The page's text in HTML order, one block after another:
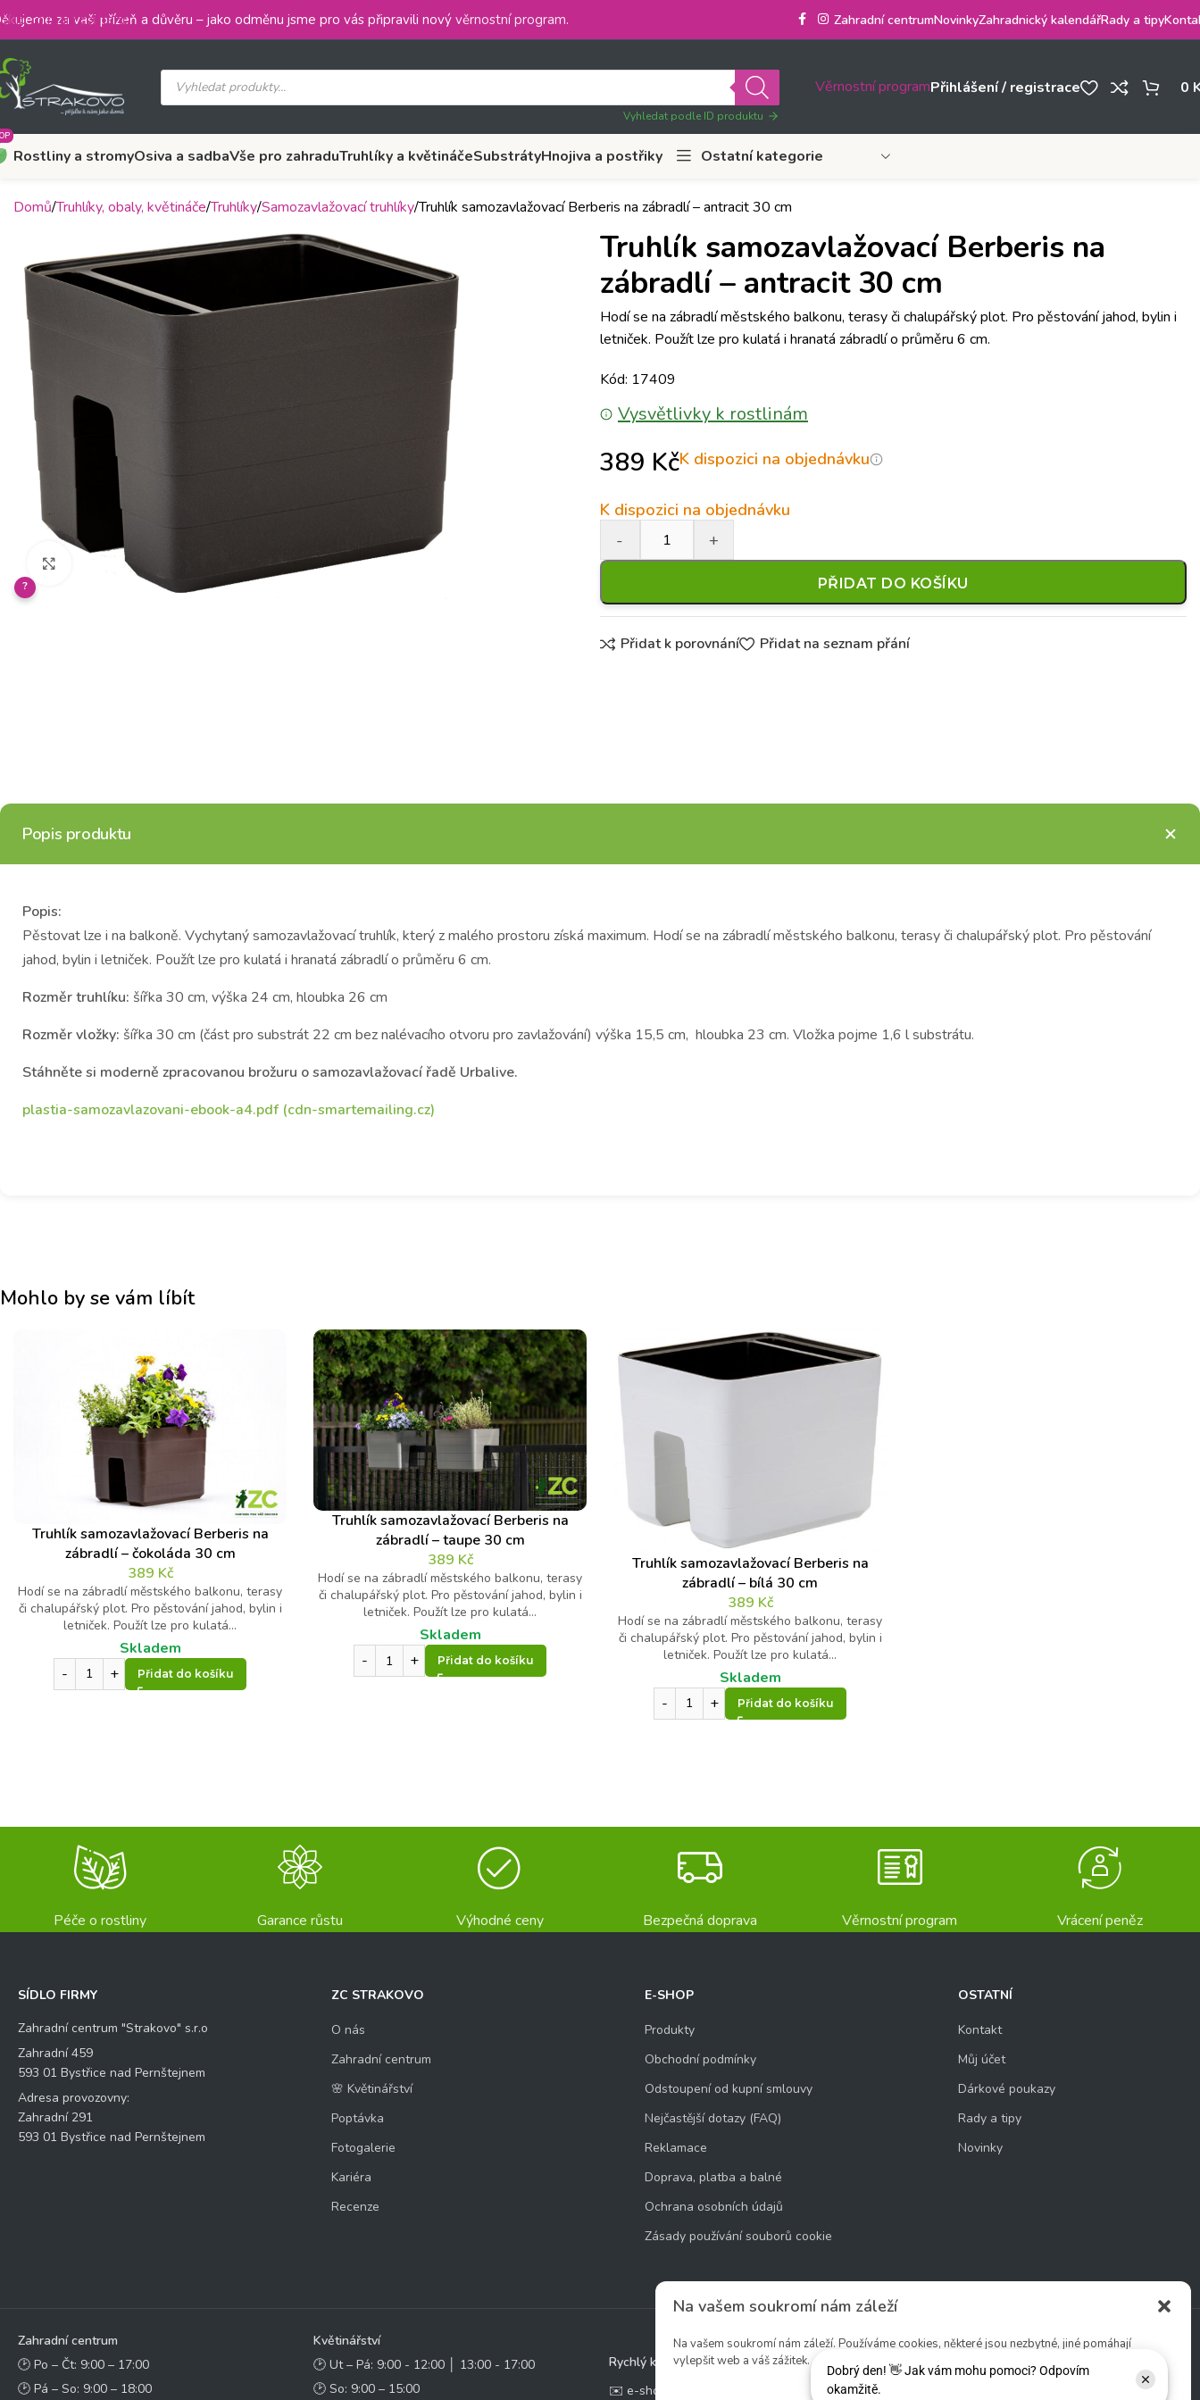
Na vašem soukromí nám záleží
Na vašem soukromí nám záleží. Používáme cookies, některé jsou nezbytné, jiné pomáhají
vylepšit web a váš zážitek.
Skip to main content
za vaši přízeň a důvěru – jako odměnu jsme pro vás připravili nový věrnostní program. Zahradní centrumNovinkyZahradnický kalendářRady a tipy
Vyhledat podle ID produktu
Věrnostní programPřihlášení / registrace 0
Rostliny a stromyOsiva a sadbaVše pro zahraduTruhlíky a květináčeSubstrátyHnojiva a postřiky Ostatní kategorie
Domů Truhlíky, obaly, květináče Truhlíky Samozavlažovací truhlíky Truhlík samozavlažovací Berberis na zábradlí – antracit 30 cm
Klikněte pro zvětšení
?
Truhlík samozavlažovací Berberis na
zábradlí – antracit 30 cm
Hodí se na zábradlí městského balkonu, terasy či chalupářský plot. Pro pěstování jahod, bylin i
letniček. Použít lze pro kulatá i hranatá zábradlí o průměru 6 cm.
Kód: 17409
Vysvětlivky k rostlinám
389 KčK dispozici na objednávku
K dispozici na objednávku
PŘIDAT DO KOŠÍKU
Přidat k porovnání Přidat na seznam přání
Popis produktu
Popis:
Pěstovat lze i na balkoně. Vychytaný samozavlažovací truhlík, který z malého prostoru získá maximum. Hodí se na zábradlí městského balkonu, terasy či chalupářský plot. Pro pěstování
jahod, bylin i letniček. Použít lze pro kulatá i hranatá zábradlí o průměru 6 cm.
Rozměr truhlíku: šířka 30 cm, výška 24 cm, hloubka 26 cm
Rozměr vložky: šířka 30 cm (část pro substrát 22 cm bez nalévacího otvoru pro zavlažování) výška 15,5 cm, hloubka 23 cm. Vložka pojme 1,6 l substrátu.
Stáhněte si moderně zpracovanou brožuru o samozavlažovací řadě Urbalive.
plastia-samozavlazovani-ebook-a4.pdf (cdn-smartemailing.cz)
Mohlo by se vám líbít
Truhlík samozavlažovací Berberis na
zábradlí – čokoláda 30 cm
389 Kč
Hodí se na zábradlí městského balkonu, terasy
či chalupářský plot. Pro pěstování jahod, bylin i
letniček. Použít lze pro kulatá...
Skladem
Přidat do košíku
Truhlík samozavlažovací Berberis na
zábradlí – taupe 30 cm
389 Kč
Hodí se na zábradlí městského balkonu, terasy
či chalupářský plot. Pro pěstování jahod, bylin i
letniček. Použít lze pro kulatá...
Skladem
Přidat do košíku
Truhlík samozavlažovací Berberis na
zábradlí – bílá 30 cm
389 Kč
Hodí se na zábradlí městského balkonu, terasy
či chalupářský plot. Pro pěstování jahod, bylin i
letniček. Použít lze pro kulatá...
Skladem
Přidat do košíku
Péče o rostliny Garance růstu Výhodné ceny Bezpečná doprava Věrnostní program Vrácení peněz
SÍDLO FIRMY
Zahradní centrum "Strakovo" s.r.o
Zahradní 459
593 01 Bystřice nad Pernštejnem
Adresa provozovny:
Zahradní 291
593 01 Bystřice nad Pernštejnem
ZC STRAKOVO
O nás
Zahradní centrum
🌸 Květinářství
Poptávka
Fotogalerie
Kariéra
Recenze
E-SHOP
Produkty
Obchodní podmínky
Odstoupení od kupní smlouvy
Nejčastější dotazy (FAQ)
Reklamace
Doprava, platba a balné
Ochrana osobních údajů
Zásady používání souborů cookie
OSTATNÍ
Kontakt
Můj účet
Dárkové poukazy
Rady a tipy
Novinky
Zahradní centrum
🕑 Po – Čt: 9:00 – 17:00
🕑 Pá – So: 9:00 – 18:00
Květinářství
🕑 Ut – Pá: 9:00 - 12:00 │ 13:00 - 17:00
🕑 So: 9:00 – 15:00
Rychlý kontakt:
✉️ e-shop@zcstrakovo.cz
Sledujte nás: